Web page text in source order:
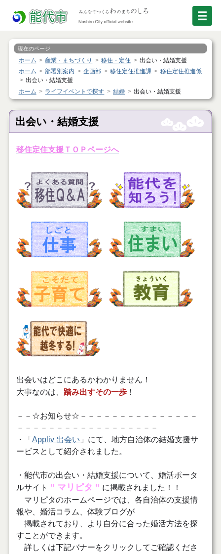
現在のページ
ホーム 産業・まちづくり 移住・定住
出会い・結婚支援
ホーム
部署別案内 企画部 移住定住推進課
移住定住推進係
出会い・結婚支援
ホーム
ライフイベントで探す 結婚 出会い・結婚支援
出会い・結婚支援
移住定住支援ＴＯＰページへ
出会いはどこにあるかわかりません！
大事なのは、 踏み出すその一歩！
－－☆お知らせ☆－－－－－－－－－－－－－－－
－－－－－－－－－－－－－－－－－－
・「Appliv 出会い 」にて、地方自治体の結婚支援サ
ービスとして紹介されました。
・能代市の出会い・結婚支援について、婚活ポータ
ルサイト ” マリピタ ” に掲載されました！！
マリピタのホームページでは、各自治体の支援情
報や、婚活コラム、体験ブログが
掲載されており、より自分に合った婚活方法を探
すことができます。
詳しくは下記バナーをクリックしてご確認くださ